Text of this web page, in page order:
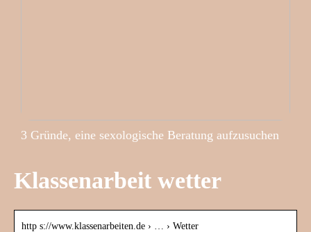
3 Gründe, eine sexologische Beratung aufzusuchen
Klassenarbeit wetter
http s://www.klassenarbeiten.de › … › Wetter